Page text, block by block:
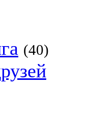
(40)